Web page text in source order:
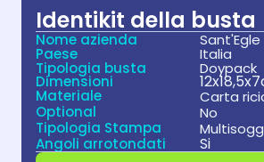
Identikit della busta
Nome azienda Sant'Egle
Paese Italia
Tipologia busta Doypack
Dimensioni
Materiale
Carta
Optional
No
Tipologia Stampa
Angoli arrotondati
Si